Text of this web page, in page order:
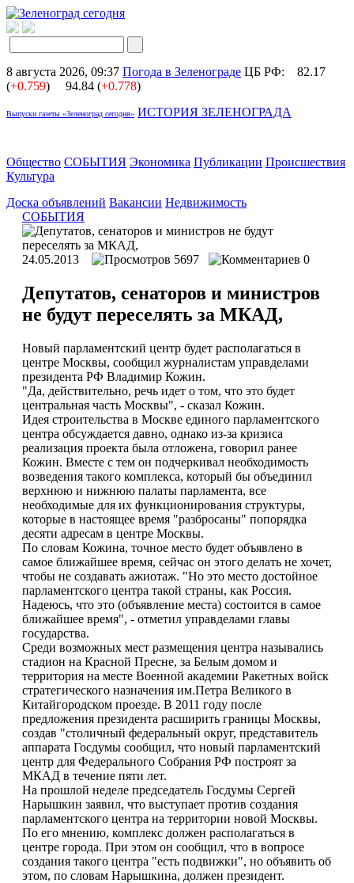
8 августа 2026, 09:37 Погода в Зеленограде ЦБ РФ:
82.17
(+0.759) 94.84 (+0.778)
Выпуски газеты «Зеленоград сегодня» ИСТОРИЯ ЗЕЛЕНОГРАДА
Общество СОБЫТИЯ Экономика Публикации Происшествия
Культура
Доска объявлений Вакансии Недвижимость
СОБЫТИЯ
24.05.2013 5697 0
Депутатов, сенаторов и министров
не будут переселять за МКАД,
Новый парламентский центр будет располагаться в
центре Москвы, сообщил журналистам управделами
президента РФ Владимир Кожин.
"Да, действительно, речь идет о том, что это будет
центральная часть Москвы", - сказал Кожин.
Идея строительства в Москве единого парламентского
центра обсуждается давно, однако из-за кризиса
реализация проекта была отложена, говорил ранее
Кожин. Вместе с тем он подчеркивал необходимость
возведения такого комплекса, который бы объединил
верхнюю и нижнюю палаты парламента, все
необходимые для их функционирования структуры,
которые в настоящее время "разбросаны" попорядка
десяти адресам в центре Москвы.
По словам Кожина, точное место будет объявлено в
самое ближайшее время, сейчас он этого делать не хочет,
чтобы не создавать ажиотаж. "Но это место достойное
парламентского центра такой страны, как Россия.
Надеюсь, что это (объявление места) состоится в самое
ближайшее время", - отметил управделами главы
государства.
Среди возможных мест размещения центра назывались
стадион на Красной Пресне, за Белым домом и
территория на месте Военной академии Ракетных войск
стратегического назначения им.Петра Великого в
Китайгородском проезде. В 2011 году после
предложения президента расширить границы Москвы,
создав "столичный федеральный округ, представитель
аппарата Госдумы сообщил, что новый парламентский
центр для Федерального Собрания РФ построят за
МКАД в течение пяти лет.
На прошлой неделе председатель Госдумы Сергей
Нарышкин заявил, что выступает против создания
парламентского центра на территории новой Москвы.
По его мнению, комплекс должен располагаться в
центре города. При этом он сообщил, что в вопросе
создания такого центра "есть подвижки", но объявить об
этом, по словам Нарышкина, должен президент.